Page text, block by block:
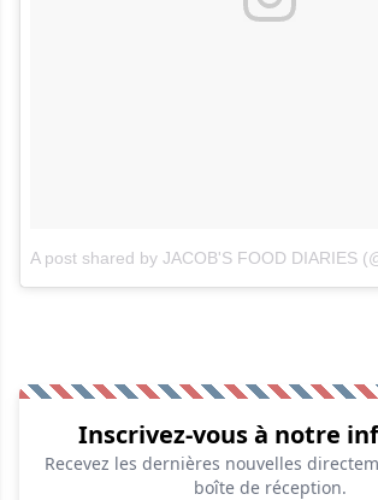
Inscrivez-vous à notre
Recevez les dernières nouvelles
boîte de réception.